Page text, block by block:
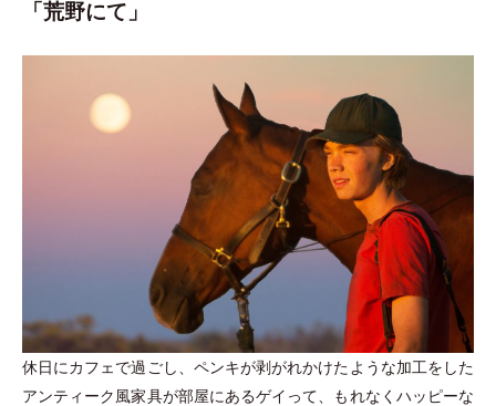
「荒野にて」
休日にカフェで過ごし、ペンキが剥がれかけたような加工をした
アンティーク風家具が部屋にあるゲイって、もれなくハッピーな